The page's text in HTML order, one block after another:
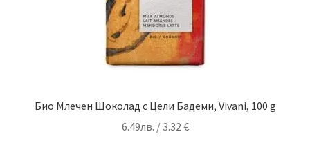
Био Млечен Шоколад с Цели Бадеми, Vivani, 100 g
6.49лв. / 3.32 €